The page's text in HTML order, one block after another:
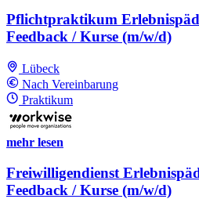
Pflichtpraktikum
Feedback / Kurse (m/w/d)
Lübeck
Nach Vereinbarung
Praktikum
mehr lesen
Freiwilligendienst
Feedback / Kurse (m/w/d)